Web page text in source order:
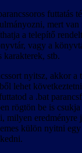
futtatás
mert van
a telepítő
vagy a
karakterek, stb.
nyitsz, akkor
lehet
a .bat
rögtön be is
milyen eredményre
külön nyitni egy